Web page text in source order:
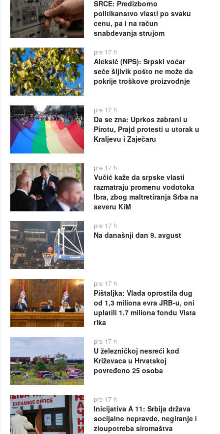
SRCE: Predizborno
politikanstvo vlasti po svaku
cenu, pa i na račun
snabdevanja strujom
pre 17 h
Aleksić (NPS): Srpski voćar
seče šljivik pošto ne može da
pokrije troškove proizvodnje
pre 17 h
Da se zna: Uprkos zabrani u
Pirotu, Prajd protesti u utorak u
Kraljevu i Zaječaru
pre 17 h
Vučić kaže da srpske vlasti
razmatraju promenu vodotoka
Ibra, zbog maltretiranja Srba na
severu KiM
pre 17 h
Na današnji dan 9. avgust
pre 17 h
Pištaljka: Vlada oprostila dug
od 1,3 miliona evra JRB-u, oni
uplatili 1,7 miliona fondu Vista
rika
pre 17 h
U železničkoj nesreći kod
Križevaca u Hrvatskoj
povređeno 25 osoba
pre 17 h
Inicijativa A 11: Srbija država
socijalne nepravde, negiranje i
zloupotreba siromaštva